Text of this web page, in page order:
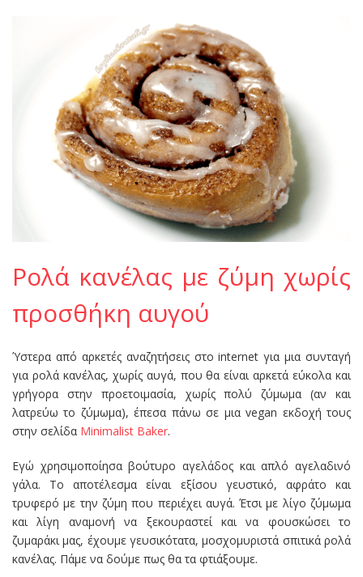
Ρολά κανέλας με ζύμη χωρίς
προσθήκη αυγού
Ύστερα από αρκετές αναζητήσεις στο internet για μια συνταγή
για ρολά κανέλας, χωρίς αυγά, που θα είναι αρκετά εύκολα και
γρήγορα στην προετοιμασία, χωρίς πολύ ζύμωμα (αν και
λατρεύω το ζύμωμα), έπεσα πάνω σε μια vegan εκδοχή τους
στην σελίδα Minimalist Baker.
Εγώ χρησιμοποίησα βούτυρο αγελάδος και απλό αγελαδινό
γάλα. Το αποτέλεσμα είναι εξίσου γευστικό, αφράτο και
τρυφερό με την ζύμη που περιέχει αυγά. Έτσι με λίγο ζύμωμα
και λίγη αναμονή να ξεκουραστεί και να φουσκώσει το
ζυμαράκι μας, έχουμε γευσικότατα, μοσχομυριστά σπιτικά ρολά
κανέλας. Πάμε να δούμε πως θα τα φτιάξουμε.